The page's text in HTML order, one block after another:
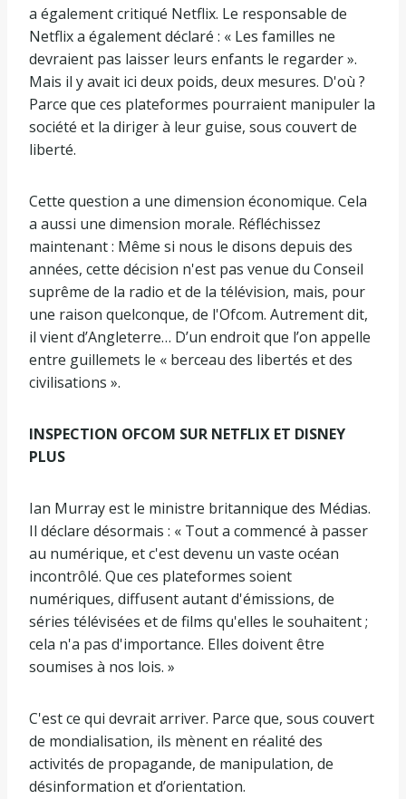
a également critiqué Netflix. Le responsable de
Netflix a également déclaré : « Les familles ne
devraient pas laisser leurs enfants le regarder ».
Mais il y avait ici deux poids, deux mesures. D'où ?
Parce que ces plateformes pourraient manipuler la
société et la diriger à leur guise, sous couvert de
liberté.
Cette question a une dimension économique. Cela
a aussi une dimension morale. Réfléchissez
maintenant : Même si nous le disons depuis des
années, cette décision n'est pas venue du Conseil
suprême de la radio et de la télévision, mais, pour
une raison quelconque, de l'Ofcom. Autrement dit,
il vient d’Angleterre… D’un endroit que l’on appelle
entre guillemets le « berceau des libertés et des
civilisations ».
INSPECTION OFCOM SUR NETFLIX ET DISNEY
PLUS
Ian Murray est le ministre britannique des Médias.
Il déclare désormais : « Tout a commencé à passer
au numérique, et c'est devenu un vaste océan
incontrôlé. Que ces plateformes soient
numériques, diffusent autant d'émissions, de
séries télévisées et de films qu'elles le souhaitent ;
cela n'a pas d'importance. Elles doivent être
soumises à nos lois. »
C'est ce qui devrait arriver. Parce que, sous couvert
de mondialisation, ils mènent en réalité des
activités de propagande, de manipulation, de
désinformation et d’orientation.